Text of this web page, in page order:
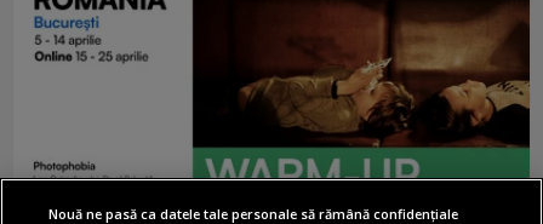
Nouă ne pasă ca datele tale personale să rămână confidențiale